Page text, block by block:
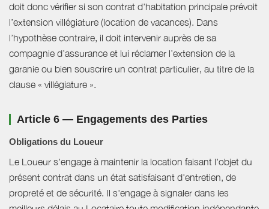
doit donc vérifier si son contrat d'habitation principale prévoit
l’extension villégiature (location de vacances). Dans
l’hypothèse contraire, il doit intervenir auprès de sa
compagnie d’assurance et lui réclamer l’extension de la
garanie ou bien souscrire un contrat particulier, au titre de la
clause « villégiature ».
Article 6 — Engagements des Parties
Obligations du Loueur
Le Loueur s'engage à maintenir la location faisant l'objet du
présent contrat dans un état satisfaisant d'entretien, de
propreté et de sécurité. Il s'engage à signaler dans les